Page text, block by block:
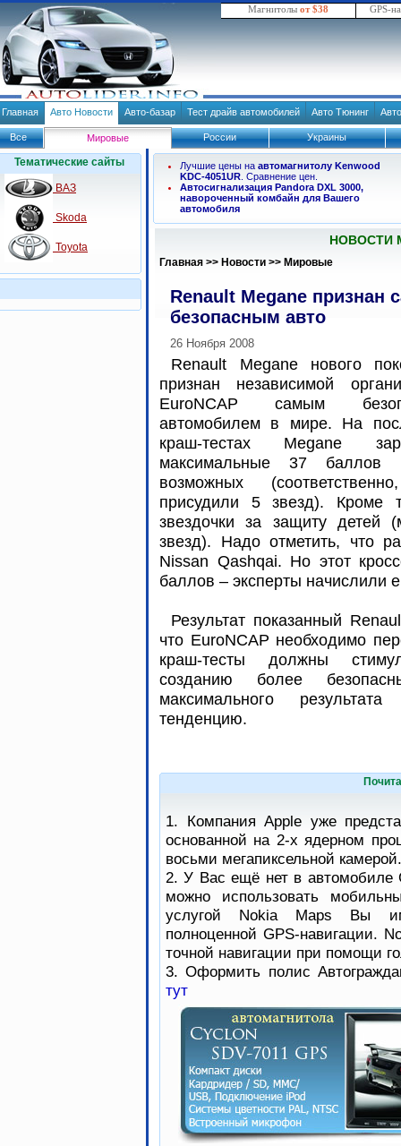
Магнитолы от $38 GPS-
Главная Авто Новости Авто-базар Тест драйв автомобилей Авто Тюнинг
Все Мировые России Украины
Тематические сайты
ВАЗ
Skoda
Toyota
Лучшие цены на автомагнитолу Kenwood
KDC-4051UR . Сравнение цен.
Автосигнализация Pandora DXL 3000,
навороченный комбайн для Вашего
автомобиля
НОВОСТИ
Главная >> Новости >> Мировые
Renault Megane признан
безопасным авто
26 Ноября 2008
Renault Megane нового
признан независимой
EuroNCAP самым
автомобилем в мире. На
краш-тестах Megane
максимальные 37
возможных
присудили 5 звезд). Кроме
звездочки за защиту детей
звезд). Надо отметить, что
Nissan Qashqai. Но этот
баллов – эксперты начислили
Результат показанный
что EuroNCAP необходимо
краш-тесты должны
созданию более
максимального
тенденцию.
1. Компания Apple уже
основанной на 2-х ядерном
восьми мегапиксельной камерой.
2. У Вас ещё нет в автомобиле
можно использовать
услугой Nokia Maps Вы
полноценной GPS-навигации.
точной навигации при помощи
3. Оформить полис
тут